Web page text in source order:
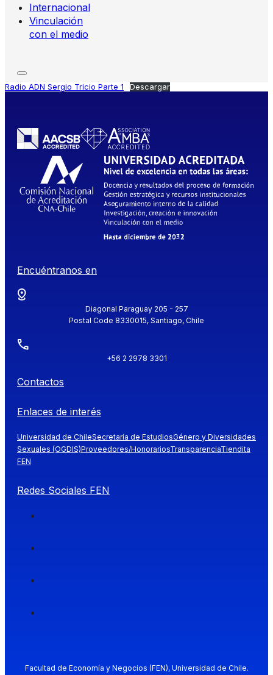
Internacional
Vinculación
con el medio
Radio ADN Sergio Tricio Parte 1 Descargar
Encuéntranos en
Diagonal Paraguay 205 - 257
Postal Code 8330015, Santiago, Chile
+56 2 2978 3301
Contactos
Enlaces de interés
Universidad de ChileSecretaría de EstudiosGénero y Diversidades
Sexuales (OGDIS)Proveedores/HonorariosTransparenciaTiendita
FEN
Redes Sociales FEN
Facultad de Economía y Negocios (FEN), Universidad de Chile.